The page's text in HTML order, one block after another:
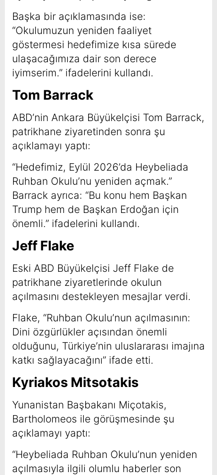
Başka bir açıklamasında ise:
“Okulumuzun yeniden faaliyet
göstermesi hedefimize kısa sürede
ulaşacağımıza dair son derece
iyimserim.” ifadelerini kullandı.
Tom Barrack
ABD’nin Ankara Büyükelçisi Tom Barrack,
patrikhane ziyaretinden sonra şu
açıklamayı yaptı:
“Hedefimiz, Eylül 2026’da Heybeliada
Ruhban Okulu’nu yeniden açmak.”
Barrack ayrıca: “Bu konu hem Başkan
Trump hem de Başkan Erdoğan için
önemli.” ifadelerini kullandı.
Jeff Flake
Eski ABD Büyükelçisi Jeff Flake de
patrikhane ziyaretlerinde okulun
açılmasını destekleyen mesajlar verdi.
Flake, “Ruhban Okulu’nun açılmasının:
Dini özgürlükler açısından önemli
olduğunu, Türkiye’nin uluslararası imajına
katkı sağlayacağını” ifade etti.
Kyriakos Mitsotakis
Yunanistan Başbakanı Miçotakis,
Bartholomeos ile görüşmesinde şu
açıklamayı yaptı:
“Heybeliada Ruhban Okulu’nun yeniden
açılmasıyla ilgili olumlu haberler son